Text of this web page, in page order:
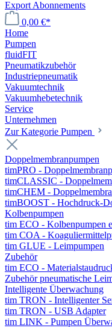
Export Abonnements
0,00 €*
Home
Pumpen
fluidFIT
Pneumatikzubehör
Industriepneumatik
Vakuumtechnik
Vakuumhebetechnik
Service
Unternehmen
Zur Kategorie Pumpen
Doppelmembranpumpen
timPRO -
timCLASSIC -
timCHEM -
timBOOST - Hochdruck-
Kolbenpumpen
tim ECO - Kolbenpumpen
tim COA -
tim GLUE - Leimpumpen
Zubehör
tim ECO -
Zubehör pneumatische
Intelligente Überwachung
tim TRON - Intelligenter
tim TRON - USB Adapter
tim LINK - Pumpen